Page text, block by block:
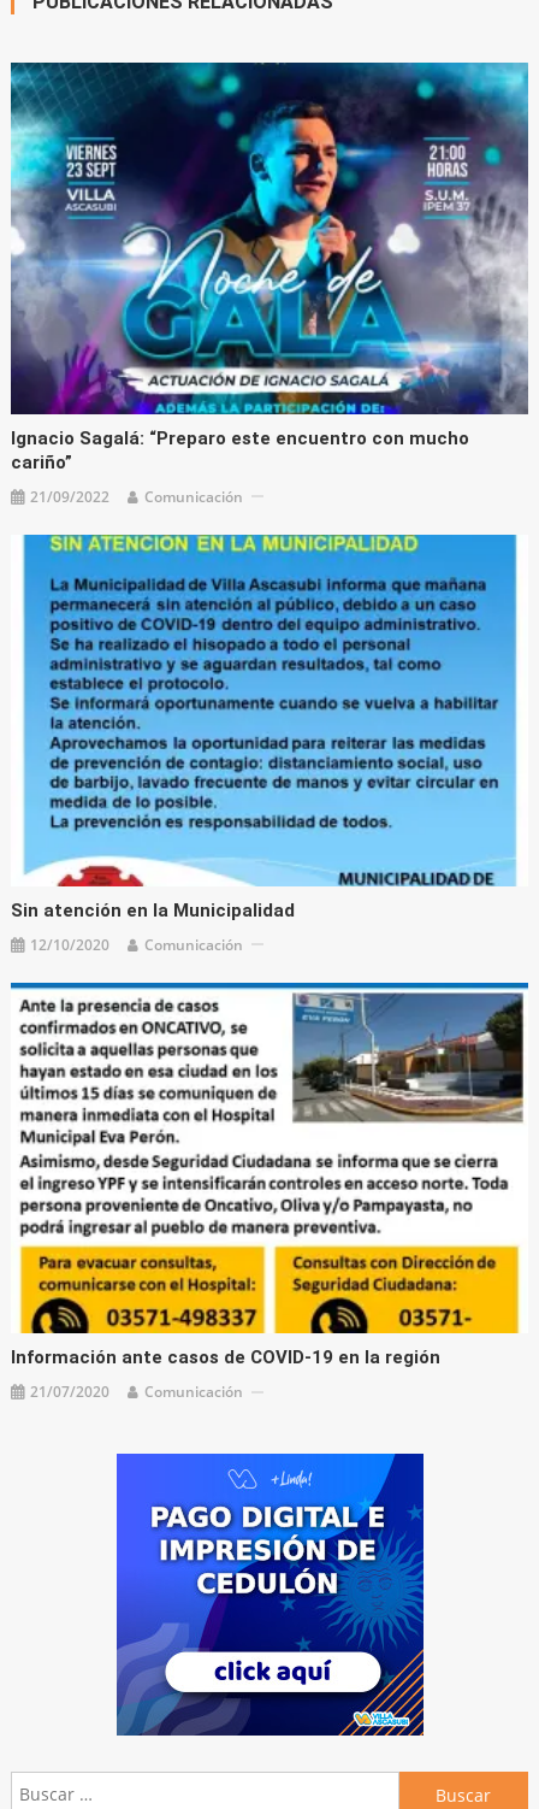
Ignacio Sagalá: “Preparo este encuentro con mucho
cariño”
21/09/2022 Comunicación
Sin atención en la Municipalidad
12/10/2020 Comunicación
Información ante casos de COVID-19 en la región
21/07/2020 Comunicación
Buscar: